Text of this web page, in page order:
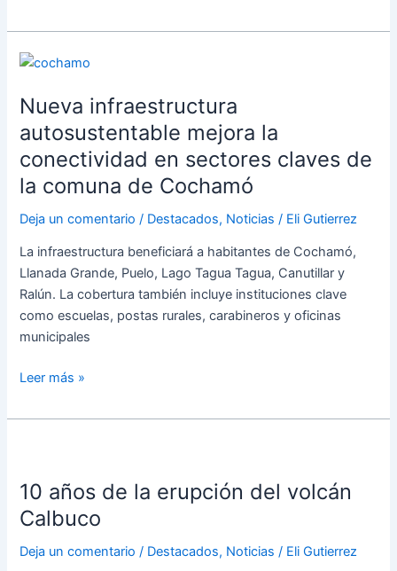
Nueva infraestructura
autosustentable mejora la
conectividad en sectores claves de
la comuna de Cochamó
Deja un comentario / Destacados, Noticias / Eli Gutierrez
La infraestructura beneficiará a habitantes de Cochamó,
Llanada Grande, Puelo, Lago Tagua Tagua, Canutillar y
Ralún. La cobertura también incluye instituciones clave
como escuelas, postas rurales, carabineros y oficinas
municipales
Nueva
autosustentable
mejora
la
conectividad
en
sectores
claves
de
la
comuna
de
Cochamó
Leer más »
10 años de la erupción del volcán
Calbuco
Deja un comentario / Destacados, Noticias / Eli Gutierrez
de
la
del